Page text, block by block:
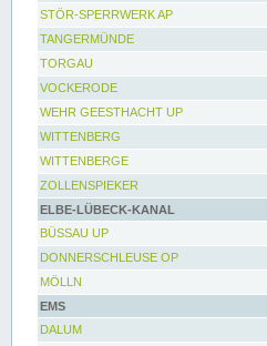
STÖR-SPERRWERK AP
TANGERMÜNDE
TORGAU
VOCKERODE
WEHR GEESTHACHT UP
WITTENBERG
WITTENBERGE
ZOLLENSPIEKER
ELBE-LÜBECK-KANAL
BÜSSAU UP
DONNERSCHLEUSE OP
MÖLLN
EMS
DALUM